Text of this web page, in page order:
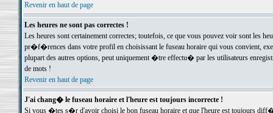
Revenir en haut de page
Les heures ne sont pas correctes !
Les heures sont certainement correctes; toutefois, ce que vous pouvez voir sont
pr�f�rences dans votre profil en choisissant le fuseau horaire qui vous convient,
plupart des autres options, peut uniquement �tre effectu� par les utilisateurs
de mots !
Revenir en haut de page
J'ai chang� le fuseau horaire et l'heure est toujours incorrecte !
Si vous �tes s�r d'avoir choisi le bon fuseau horaire et que l'heure est toujours